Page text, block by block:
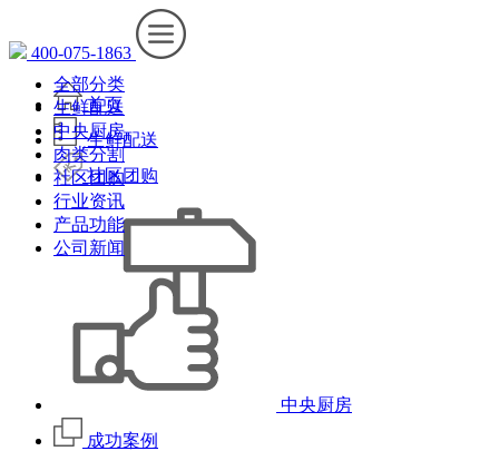
400-075-1863
首页
生鲜配送
社区团购
中央厨房
成功案例
全部分类
生鲜配送
中央厨房
肉类分割
社区团购
行业资讯
产品功能
公司新闻